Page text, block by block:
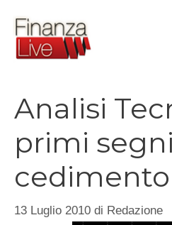
contenuto
Analisi
primi
cedimento
13 Luglio 2010 di Redazione